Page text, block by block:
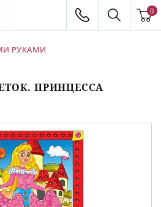
0
РУКАМИ
ПРИНЦЕССА